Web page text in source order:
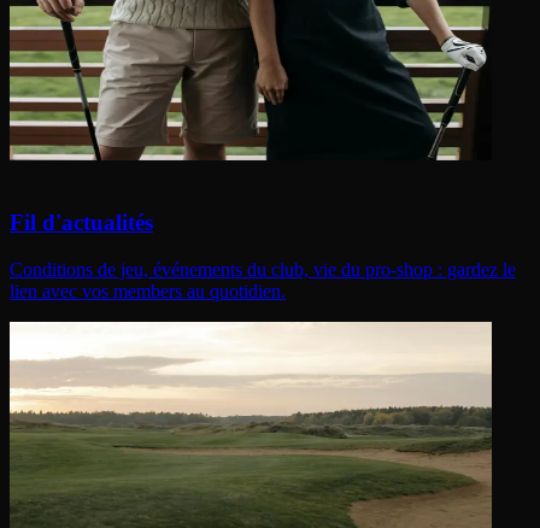
Fil d'actualités
Conditions de jeu, événements du club, vie du pro-shop : gardez le
lien avec vos members au quotidien.